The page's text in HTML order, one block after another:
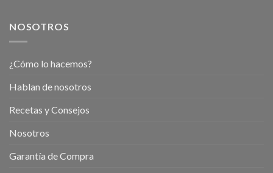
NOSOTROS
¿Cómo lo hacemos?
Hablan de nosotros
Recetas y Consejos
Nosotros
Garantía de Compra